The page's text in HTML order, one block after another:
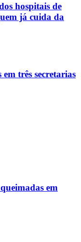
hospitais de
já cuida da
três secretarias
em